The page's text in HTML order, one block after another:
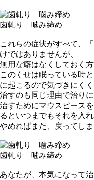
歯軋り 噛み締め
これらの症状がすべて、
けではありませんが、
無用な癖はなくしておく
このくせは眠っている時
に起こるので気づきにくく
治すのも同じ理由で治りに
治すためにマウスピース
るといつまでもそれを入
やめればまた、戻ってしま
歯軋り 噛み締め
あなたが、本気になって